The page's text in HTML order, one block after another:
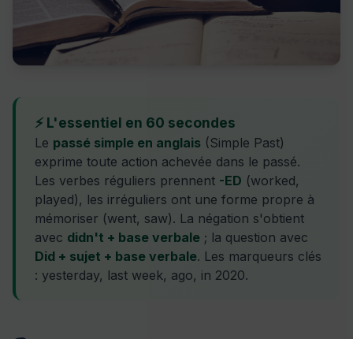
⚡ L'essentiel en 60 secondes
Le passé simple en anglais (Simple Past)
exprime toute action achevée dans le passé.
Les verbes réguliers prennent -ED (worked,
played), les irréguliers ont une forme propre à
mémoriser (went, saw). La négation s'obtient
avec didn't + base verbale ; la question avec
Did + sujet + base verbale. Les marqueurs clés
: yesterday, last week, ago, in 2020.